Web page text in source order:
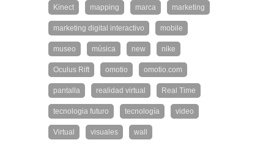
Kinect mapping marca marketing
marketing digital interactivo mobile
museo música new nike
Oculus Rift omotio omotio.com
pantalla realidad virtual Real Time
tecnologia futuro tecnología video
Virtual visuales wall